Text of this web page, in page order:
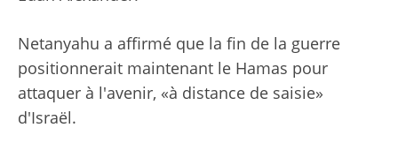
Netanyahu a affirmé que la fin de la guerre
positionnerait maintenant le Hamas pour
attaquer à l'avenir, «à distance de saisie»
d'Israël.